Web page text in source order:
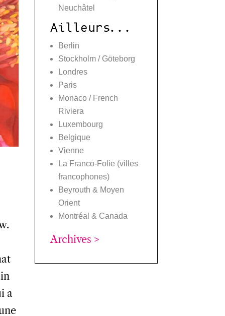
a
Neuchâtel
Ailleurs...
Berlin
Stockholm / Göteborg
Londres
Paris
Monaco / French
Riviera
Luxembourg
Belgique
Vienne
La Franco-Folie (villes
francophones)
Beyrouth & Moyen
Orient
Montréal & Canada
Archives >